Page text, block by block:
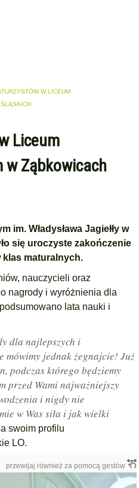
W LICEUM
Liceum
w Ząbkowicach
im. Władysława Jagiełły w
się uroczyste zakończenie
maturalnych.
nauczycieli oraz
nagrody i wyróżnienia dla
lata nauki i
dla najlepszych i
mówimy jednak żegnajcie! Już
podczas którego będziemy
przed Wami najważniejszy
i nigdy nie
w Was siła i jak wielki
swoim profilu
LO.
przewijaj również za pomocą gestów